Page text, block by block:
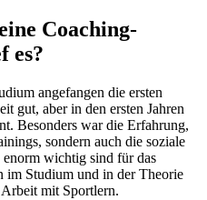
Coaching-
es?
angefangen die ersten
gut, aber in den ersten Jahren
Besonders war die Erfahrung,
sondern auch die soziale
wichtig sind für das
im Studium und in der Theorie
mit Sportlern.